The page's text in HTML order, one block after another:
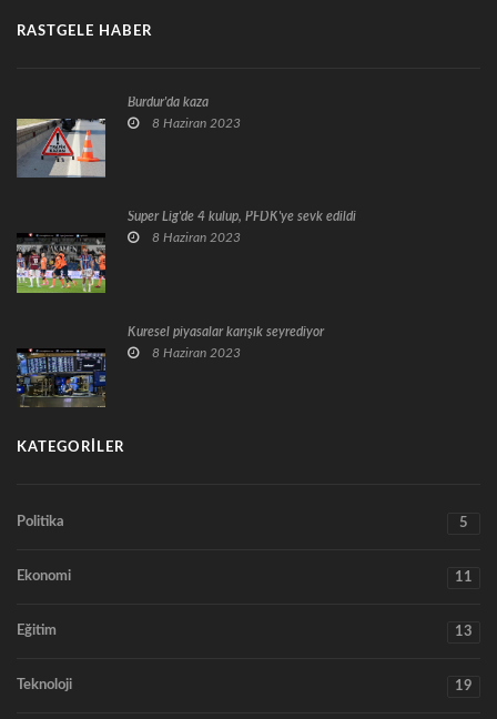
RASTGELE HABER
Burdur'da kaza
8 Haziran 2023
Süper Lig'de 4 kulüp, PFDK'ye sevk edildi
8 Haziran 2023
Küresel piyasalar karışık seyrediyor
8 Haziran 2023
KATEGORILER
Politika 5
Ekonomi 11
Eğitim 13
Teknoloji 19